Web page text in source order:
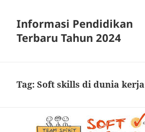
Informasi Pendidikan
Terbaru Tahun 2024
Tag:Soft skills di dunia kerja